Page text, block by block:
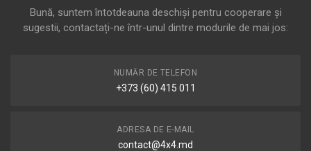
Bună, suntem întotdeauna deschiși pentru cooperare și
sugestii, contactați-ne într-unul dintre modurile de mai jos:
NUMĂR DE TELEFON
+373 (60) 415 011
ADRESA DE E-MAIL
contact@4x4.md